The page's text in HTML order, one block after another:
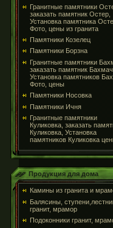
Гранитные памятники
заказать памятник Остер,
Установка памятника
Фото, цены из гранита
Памятники Козелец
Памятники Борзна
Гранитные памятники
заказать памятник
Установка памятников
Фото, цены
Памятники Носовка
Памятники Ичня
Гранитные памятники
Куликовка, заказать
Куликовка, Установка
памятников Куликовка
Продукция для дома
Камины из гранита и
Балясины,
гранит, мрамор
Подоконники гранит,